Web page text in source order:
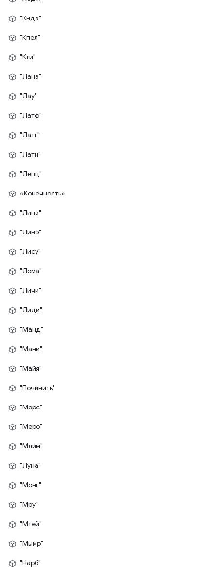
"Кнда"
"Кпел"
"Кти"
"Лана"
"Лау"
"Латф"
"Латг"
"Латн"
"Лепц"
«Конечность»
"Лина"
"Линб"
"Лису"
"Лома"
"Личи"
"Лиди"
"Манд"
"Мани"
"Майя"
"Починить"
"Мерс"
"Меро"
"Млим"
"Луна"
"Монг"
"Мру"
"Мтей"
"Мымр"
"Нарб"